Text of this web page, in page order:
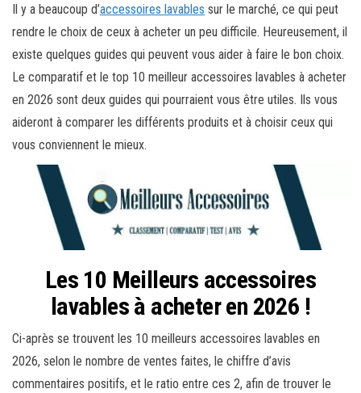
Il y a beaucoup d’accessoires lavables sur le marché, ce qui peut
rendre le choix de ceux à acheter un peu difficile. Heureusement, il
existe quelques guides qui peuvent vous aider à faire le bon choix.
Le comparatif et le top 10 meilleur accessoires lavables à acheter
en 2026 sont deux guides qui pourraient vous être utiles. Ils vous
aideront à comparer les différents produits et à choisir ceux qui
vous conviennent le mieux.
Les 10 Meilleurs accessoires
lavables à acheter en 2026 !
Ci-après se trouvent les 10 meilleurs accessoires lavables en
2026, selon le nombre de ventes faites, le chiffre d’avis
commentaires positifs, et le ratio entre ces 2, afin de trouver le